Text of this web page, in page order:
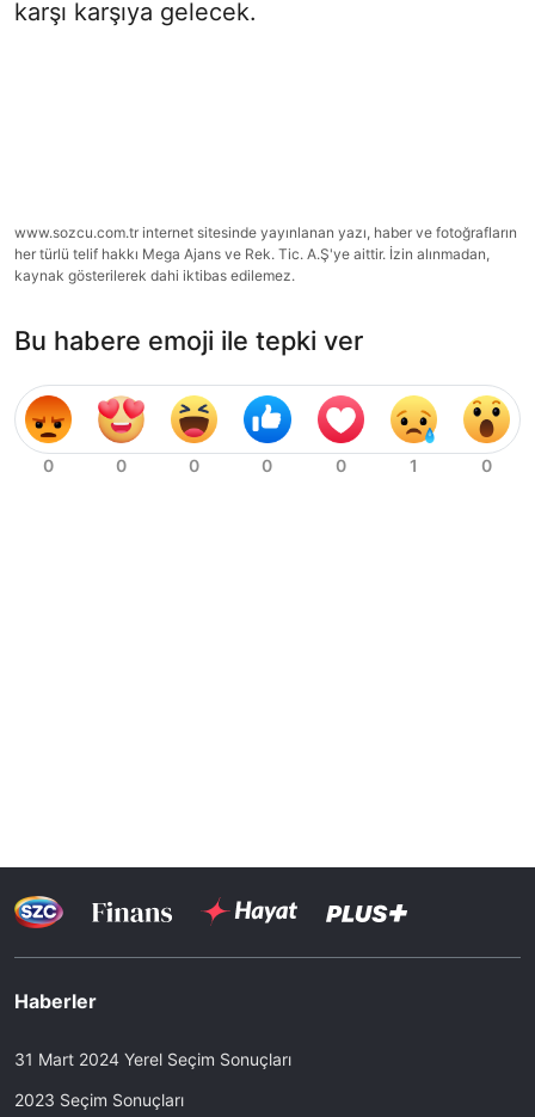
karşı karşıya gelecek.
www.sozcu.com.tr internet sitesinde yayınlanan yazı, haber ve fotoğrafların
her türlü telif hakkı Mega Ajans ve Rek. Tic. A.Ş'ye aittir. İzin alınmadan,
kaynak gösterilerek dahi iktibas edilemez.
Bu habere emoji ile tepki ver
Haberler
31 Mart 2024 Yerel Seçim Sonuçları
2023 Seçim Sonuçları